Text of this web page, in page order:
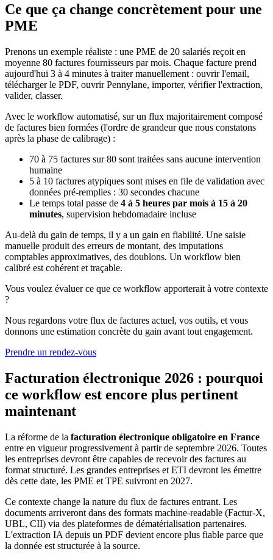
Ce que ça change concrètement pour une
PME
Prenons un exemple réaliste : une PME de 20 salariés reçoit en
moyenne 80 factures fournisseurs par mois. Chaque facture prend
aujourd'hui 3 à 4 minutes à traiter manuellement : ouvrir l'email,
télécharger le PDF, ouvrir Pennylane, importer, vérifier l'extraction,
valider, classer.
Avec le workflow automatisé, sur un flux majoritairement composé
de factures bien formées (l'ordre de grandeur que nous constatons
après la phase de calibrage) :
70 à 75 factures sur 80 sont traitées sans aucune intervention
humaine
5 à 10 factures atypiques sont mises en file de validation avec
données pré-remplies : 30 secondes chacune
Le temps total passe de 4 à 5 heures par mois à 15 à 20
minutes, supervision hebdomadaire incluse
Au-delà du gain de temps, il y a un gain en fiabilité. Une saisie
manuelle produit des erreurs de montant, des imputations
comptables approximatives, des doublons. Un workflow bien
calibré est cohérent et traçable.
Vous voulez évaluer ce que ce workflow apporterait à votre contexte
?
Nous regardons votre flux de factures actuel, vos outils, et vous
donnons une estimation concrète du gain avant tout engagement.
Prendre un rendez-vous
Facturation électronique 2026 : pourquoi
ce workflow est encore plus pertinent
maintenant
La réforme de la facturation électronique obligatoire en France
entre en vigueur progressivement à partir de septembre 2026. Toutes
les entreprises devront être capables de recevoir des factures au
format structuré. Les grandes entreprises et ETI devront les émettre
dès cette date, les PME et TPE suivront en 2027.
Ce contexte change la nature du flux de factures entrant. Les
documents arriveront dans des formats machine-readable (Factur-X,
UBL, CII) via des plateformes de dématérialisation partenaires.
L'extraction IA depuis un PDF devient encore plus fiable parce que
la donnée est structurée à la source.